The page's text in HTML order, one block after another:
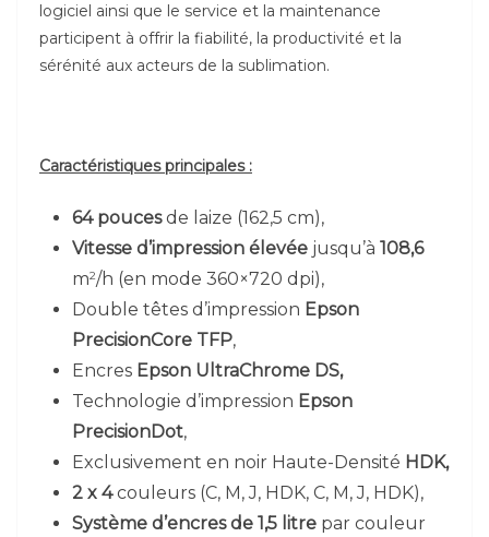
logiciel ainsi que le service et la maintenance
participent à offrir la fiabilité, la productivité et la
sérénité aux acteurs de la sublimation.
Caractéristiques principales :
64 poucesde laize (162,5 cm),
Vitesse d’impression élevée jusqu’à 108,6
m2/h (en mode 360×720 dpi),
Double têtes d’impression Epson
PrecisionCore TFP,
Encres Epson UltraChrome DS,
Technologie d’impression Epson
PrecisionDot,
Exclusivement en noir Haute-Densité HDK,
2 x 4couleurs (C, M, J, HDK, C, M, J, HDK),
Système d’encres de 1,5 litre par couleur